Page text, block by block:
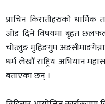
प्राचिन किरातीहरुको
जोड दिने विषयमा बृहत छलफल
चोत्लुङ मुहिङगुम
धर्म लेखौं राष्ट्रिय अभियान
बताएका छन् ।